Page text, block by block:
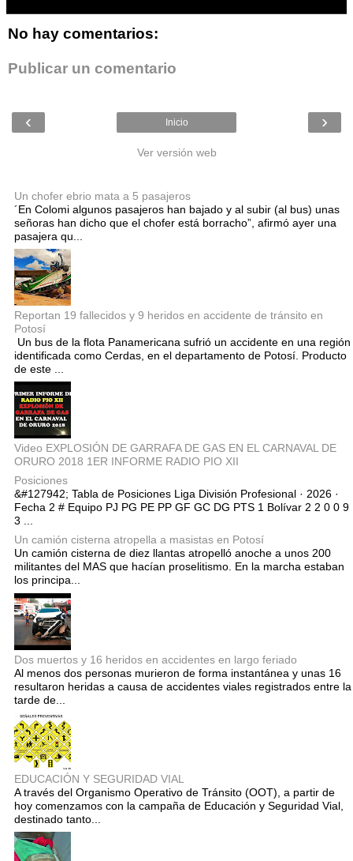
No hay comentarios:
Publicar un comentario
‹ ›
Inicio
Ver versión web
Un chofer ebrio mata a 5 pasajeros
´En Colomi algunos pasajeros han bajado y al subir (al bus) unas
señoras han dicho que el chofer está borracho”, afirmó ayer una
pasajera qu...
Reportan 19 fallecidos y 9 heridos en accidente de tránsito en
Potosí
Un bus de la flota Panamericana sufrió un accidente en una región
identificada como Cerdas, en el departamento de Potosí. Producto
de este ...
Video EXPLOSIÓN DE GARRAFA DE GAS EN EL CARNAVAL DE
ORURO 2018 1ER INFORME RADIO PIO XII
Posiciones
&#127942; Tabla de Posiciones Liga División Profesional · 2026 ·
Fecha 2 # Equipo PJ PG PE PP GF GC DG PTS 1 Bolívar 2 2 0 0 9
3 ...
Un camión cisterna atropella a masistas en Potosí
Un camión cisterna de diez llantas atropelló anoche a unos 200
militantes del MAS que hacían proselitismo. En la marcha estaban
los principa...
Dos muertos y 16 heridos en accidentes en largo feriado
Al menos dos personas murieron de forma instantánea y unas 16
resultaron heridas a causa de accidentes viales registrados entre la
tarde de...
EDUCACIÓN Y SEGURIDAD VIAL
A través del Organismo Operativo de Tránsito (OOT), a partir de
hoy comenzamos con la campaña de Educación y Seguridad Vial,
destinado tanto...